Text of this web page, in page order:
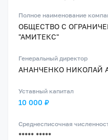
Полное наименование
ОБЩЕСТВО С
"АМИТЕКС"
Генеральный директор
АНАНЧЕНКО НИКОЛАЙ
Уставный капитал
10 000 ₽
Среднесписочная
***** *****